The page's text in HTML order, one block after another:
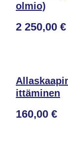
olmio)
2 250,00 €
ittäminen
160,00 €